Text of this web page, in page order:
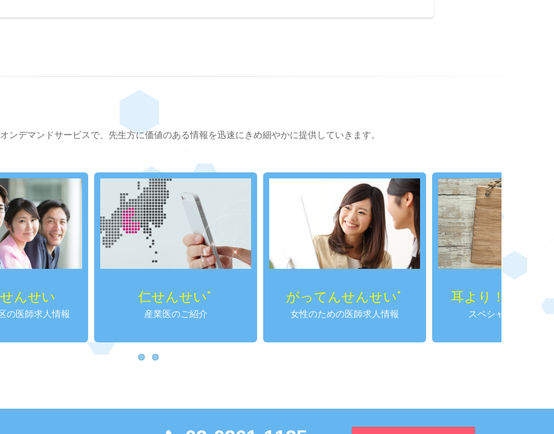
オンデマンドサービスで、先生方に価値のある情報を迅速にきめ細やかに提供していきます。
産業医のご紹介
がってんせんせい®
女性のための医師求人情報
耳より！SPかわら版
スペシャルプログラム